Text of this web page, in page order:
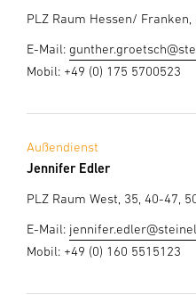
PLZ Raum Hessen/ Franken,
E-Mail:
Mobil: +49 (0) 175 5700523
Außendienst
Jennifer Edler
PLZ Raum West, 35, 40-47,
E-Mail:
Mobil: +49 (0) 160 5515123